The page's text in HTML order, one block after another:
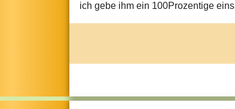
ich gebe ihm ein 100Prozentige eins